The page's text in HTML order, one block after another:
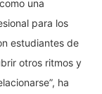
una
para los
estudiantes de
otros ritmos y
ha